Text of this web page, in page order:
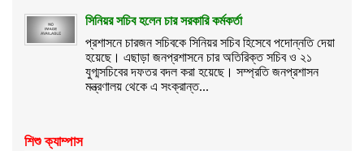
সিনিয়র সচিব হলেন চার সরকারি কর্মকর্তা
প্রশাসনে চারজন সচিবকে সিনিয়র সচিব হিসেবে পদোন্নতি দেয়া
হয়েছে। এছাড়া জনপ্রশাসনে চার অতিরিক্ত সচিব ও ২১
যুগ্মসচিবের দফতর বদল করা হয়েছে। সম্প্রতি জনপ্রশাসন
মন্ত্রণালয় থেকে এ সংক্রান্ত...
শিশু ক্যাম্পাস